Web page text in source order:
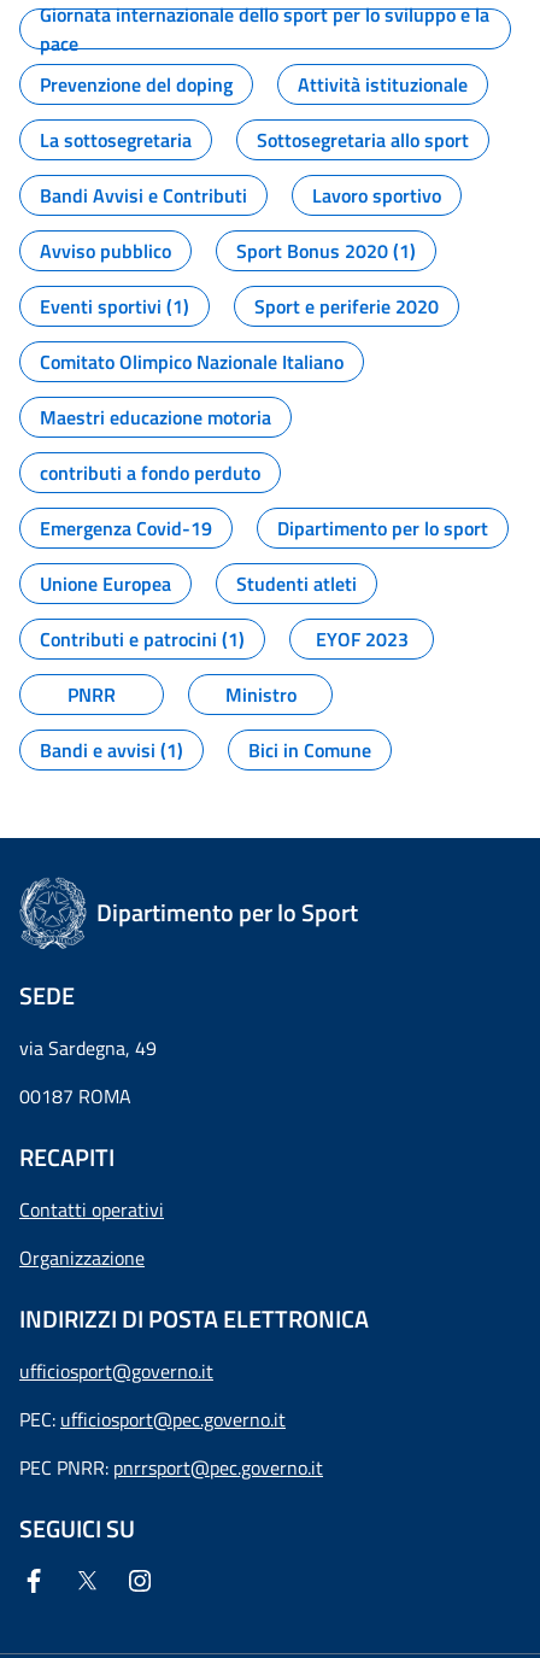
Giornata internazionale dello sport per lo sviluppo e la
pace
Prevenzione del doping
Attività istituzionale
La sottosegretaria
Sottosegretaria allo sport
Bandi Avvisi e Contributi
Lavoro sportivo
Avviso pubblico
Sport Bonus 2020 (1)
Eventi sportivi (1)
Sport e periferie 2020
Comitato Olimpico Nazionale Italiano
Maestri educazione motoria
contributi a fondo perduto
Emergenza Covid-19
Dipartimento per lo sport
Unione Europea
Studenti atleti
Contributi e patrocini (1)
EYOF 2023
PNRR
Ministro
Bandi e avvisi (1)
Bici in Comune
Dipartimento per lo Sport
SEDE
via Sardegna, 49
00187 ROMA
RECAPITI
Contatti operativi
Organizzazione
INDIRIZZI DI POSTA ELETTRONICA
ufficiosport@governo.it
PEC: ufficiosport@pec.governo.it
PEC PNRR: pnrrsport@pec.governo.it
SEGUICI SU